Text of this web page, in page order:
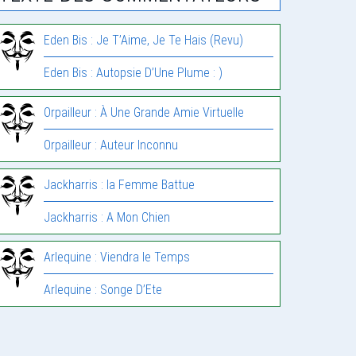
Eden Bis : Je T’Aime, Je Te Hais (Revu)
Eden Bis : Autopsie D’Une Plume : )
Orpailleur : À Une Grande Amie Virtuelle
Orpailleur : Auteur Inconnu
Jackharris : la Femme Battue
Jackharris : A Mon Chien
Arlequine : Viendra le Temps
Arlequine : Songe D’Ete